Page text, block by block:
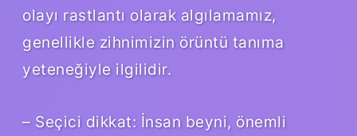
olayı rastlantı olarak algılamamız,
genellikle zihnimizin örüntü tanıma
yeteneğiyle ilgilidir.
– Seçici dikkat: İnsan beyni, önemli